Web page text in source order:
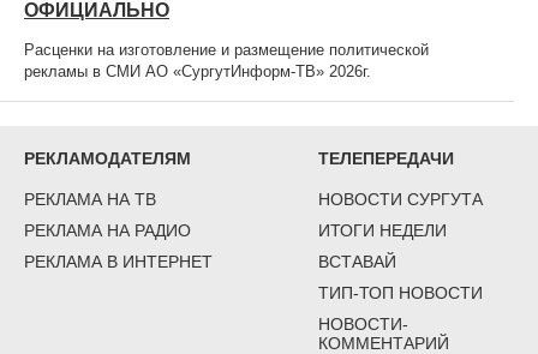
ОФИЦИАЛЬНО
Расценки на изготовление и размещение политической
рекламы в СМИ АО «СургутИнформ-ТВ» 2026г.
РЕКЛАМОДАТЕЛЯМ
РЕКЛАМА НА ТВ
РЕКЛАМА НА РАДИО
РЕКЛАМА В ИНТЕРНЕТ
ТЕЛЕПЕРЕДАЧИ
НОВОСТИ СУРГУТА
ИТОГИ НЕДЕЛИ
ВСТАВАЙ
ТИП-ТОП НОВОСТИ
НОВОСТИ-
КОММЕНТАРИЙ